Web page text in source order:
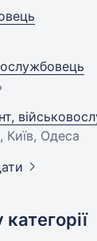
Київ, Одеса